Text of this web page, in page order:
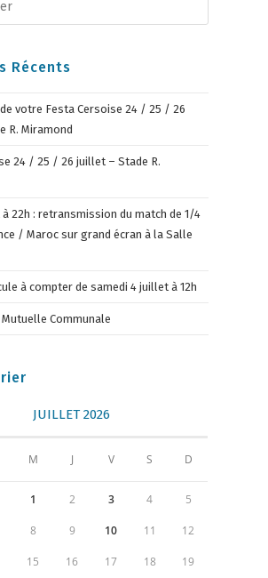
Récents
votre Festa Cersoise 24 / 25 / 26
R. Miramond
24 / 25 / 26 juillet – Stade R.
à 22h : retransmission du match de 1/4
/ Maroc sur grand écran à la Salle
à compter de samedi 4 juillet à 12h
Communale
JUILLET 2026
M J V S D
1 2 3 4 5
8 9 10 11 12
15 16 17 18 19